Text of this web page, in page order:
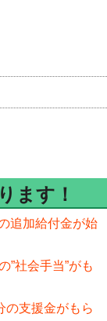
ます！
追加給付金が始
”社会手当”がも
の支援金がもら